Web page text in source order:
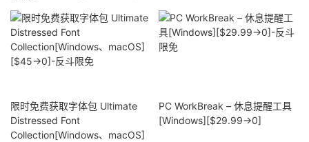
限时免费获取字体包 Ultimate
Distressed Font
Collection[Windows、macOS]
PC WorkBreak – 休息提醒工具
[Windows][$29.99→0]